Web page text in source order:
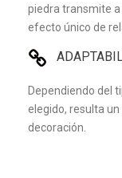
piedra transmite
efecto único de
Dependiendo del
elegido, resulta
decoración.